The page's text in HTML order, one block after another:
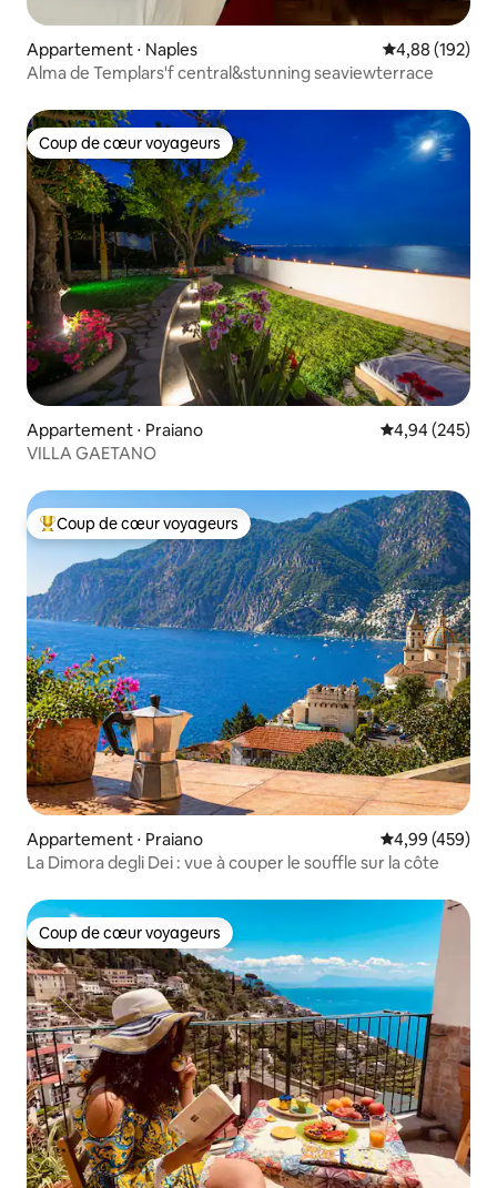
Appartement ⋅ Naples Évaluation
4,88 (192)
Alma de Templars'f central&stunning seaviewterrace
Coup de cœur voyageurs
Coup de cœur voyageurs
Appartement ⋅ Praiano Évaluation
4,94 (245)
VILLA GAETANO
Coups de cœur voyageurs les plus appréciés
Coup de cœur voyageurs
Appartement ⋅ Praiano Évaluation
4,99 (459)
La Dimora degli Dei : vue à couper le souffle sur la côte
Coup de cœur voyageurs
Coup de cœur voyageurs